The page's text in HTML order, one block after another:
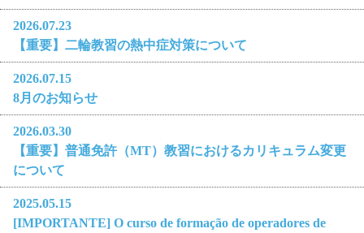
2026.07.23
【重要】二輪教習の熱中症対策について
2026.07.15
8月のお知らせ
2026.03.30
【重要】普通免許（MT）教習におけるカリキュラム変更
について
2025.05.15
[IMPORTANTE] O curso de formação de operadores de